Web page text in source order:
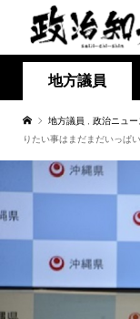
地方議員
地方議員 政治ニュー
りたい事はまだまだいっぱい